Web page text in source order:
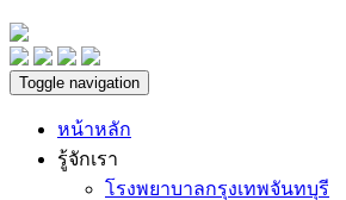
Toggle navigation
หน้าหลัก
รู้จักเรา
โรงพยาบาลกรุงเทพจันทบุรี